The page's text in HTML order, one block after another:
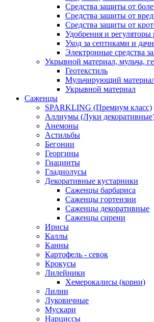
Средства защиты от
Средства защиты от
Средства защиты от
Удобрения и регуляторы
Уход за септиками и
Электронные средства
Укрывной материал, мульча,
Геотекстиль
Мульчирующий
Укрывной материал
Саженцы
SPARKLING (Премиум класс)
Аллиумы (Луки
Анемоны
Астильбы
Бегонии
Георгины
Гиацинты
Гладиолусы
Декоративные кустарники
Саженцы барбариса
Саженцы гортензии
Саженцы декоративные
Саженцы сирени
Ирисы
Каллы
Канны
Картофель - севок
Крокусы
Лилейники
Хемерокалисы (корни)
Лилии
Луковичные
Мускари
Нарциссы